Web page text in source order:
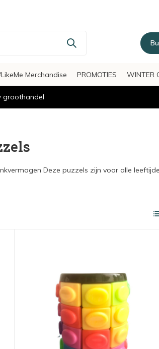
Merchandise PROMOTIES WINTER
groothandel
Deze puzzels zijn voor alle